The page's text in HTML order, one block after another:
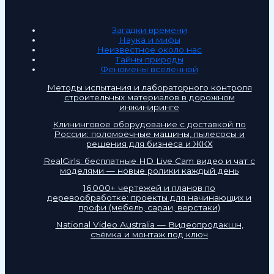
Загадки времени
Наука и мифы
Неизвестное около нас
Тайны природы
Феномены вселенной
Методы испытания и лабораторного контроля
строительных материалов в дорожном
инжиниринге
Клининговое оборудование с доставкой по
России: поломоечные машины, пылесосы и
решения для бизнеса и ЖКХ
RealGirls: бесплатные HD Live Cam видео и чат с
моделями — новые ролики каждый день
16 000+ чертежей и планов по
деревообработке: проекты для начинающих и
профи (мебель, сараи, верстаки)
National Video Australia — Видеопродакшн,
съёмка и монтаж под ключ